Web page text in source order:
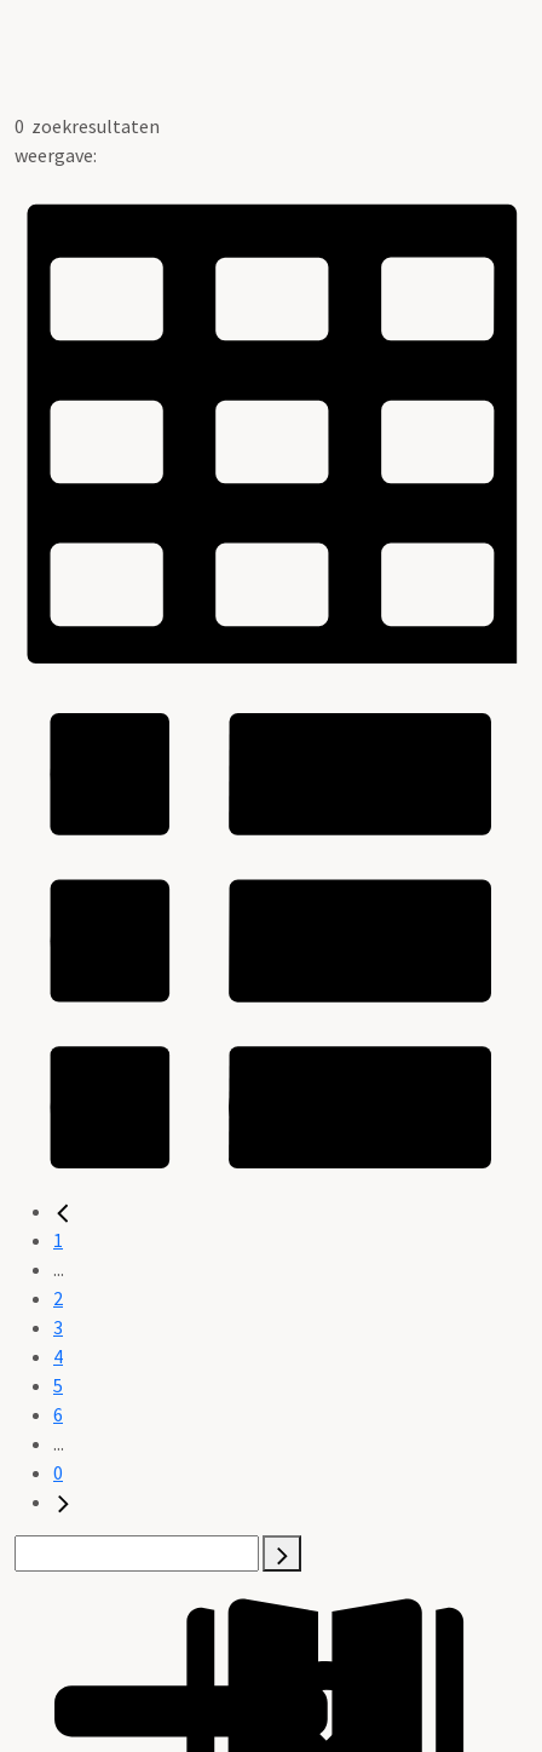
0 zoekresultaten
weergave:
1
...
2
3
4
5
6
...
0